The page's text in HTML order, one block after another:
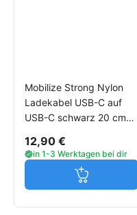
Mobilize Strong Nylon
Ladekabel USB-C auf
USB-C schwarz 20 cm
12,90 €
in 1-3 Werktagen bei dir
Jetzt in